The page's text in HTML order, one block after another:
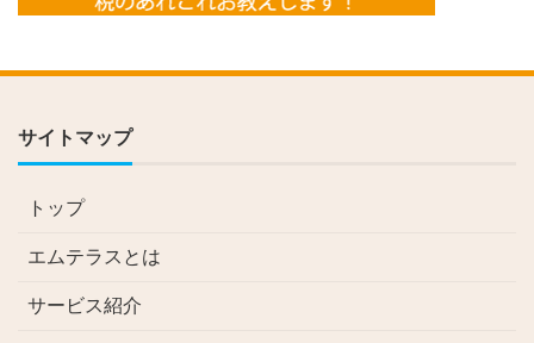
サイトマップ
トップ
エムテラスとは
サービス紹介